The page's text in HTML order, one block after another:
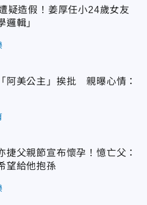
疑造假！姜厚任小24歲女友
邏輯」
阿美公主」挨批 親曝心情：
捷父親節宣布懷孕！憶亡父：
望給他抱孫